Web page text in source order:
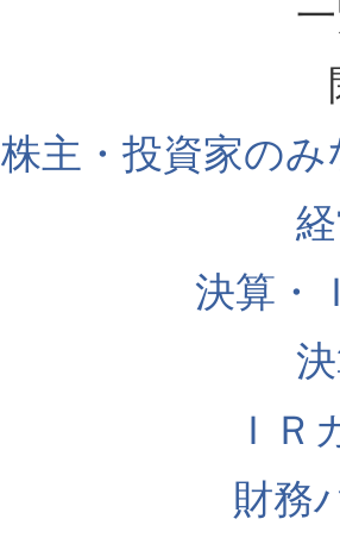
株主・投資家の
決算・
ＩＲ
財務